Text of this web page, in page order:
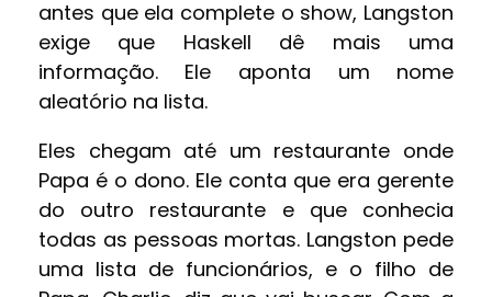
antes que ela complete o show, Langston
exige que Haskell dê mais uma
informação. Ele aponta um nome
aleatório na lista.
Eles chegam até um restaurante onde
Papa é o dono. Ele conta que era gerente
do outro restaurante e que conhecia
todas as pessoas mortas. Langston pede
uma lista de funcionários, e o filho de